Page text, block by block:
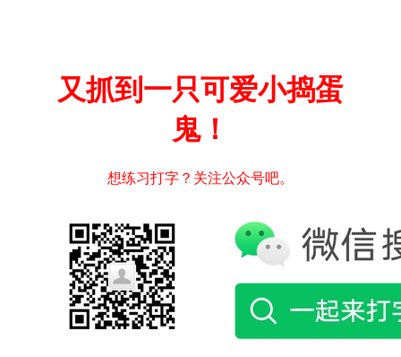
又抓到一只可爱小捣蛋
鬼！
想练习打字？关注公众号吧。